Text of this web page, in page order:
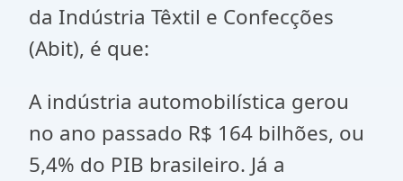
da Indústria Têxtil e Confecções
(Abit), é que:
A indústria automobilística gerou
no ano passado R$ 164 bilhões, ou
5,4% do PIB brasileiro. Já a